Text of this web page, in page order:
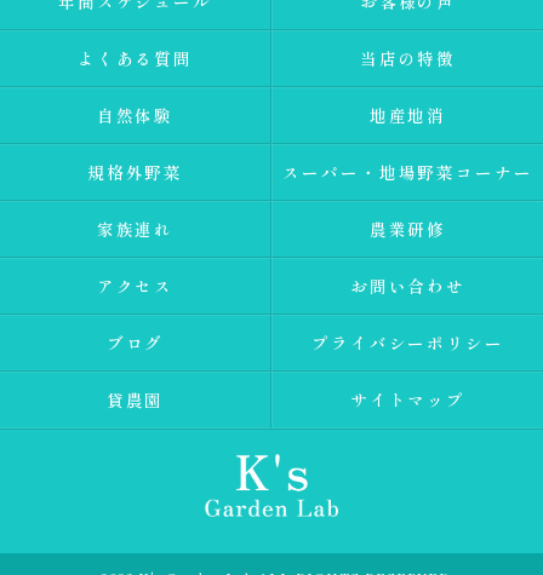
よくある質問 当店の特徴
自然体験 地産地消
規格外野菜 スーパー・地場野菜コーナー
家族連れ 農業研修
アクセス お問い合わせ
ブログ プライバシーポリシー
貸農園 サイトマップ